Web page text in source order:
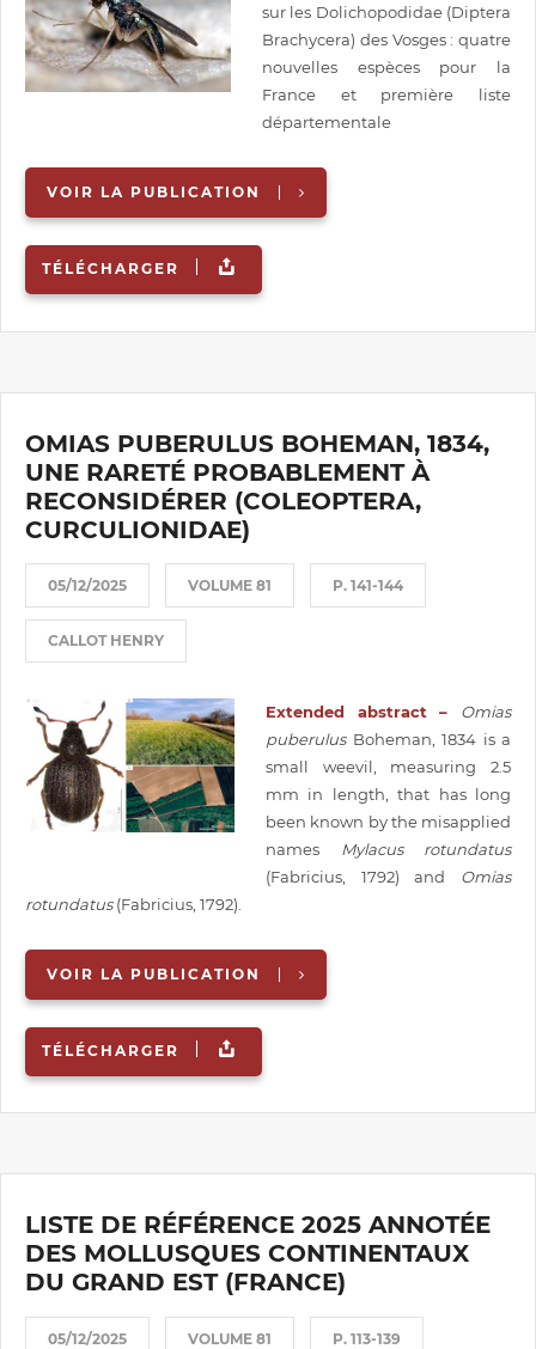
sur les Dolichopodidae (Diptera
Brachycera) des Vosges : quatre
nouvelles espèces pour la
France et première liste
départementale
VOIR LA PUBLICATION
TÉLÉCHARGER
OMIAS PUBERULUS BOHEMAN, 1834,
UNE RARETÉ PROBABLEMENT À
RECONSIDÉRER (COLEOPTERA,
CURCULIONIDAE)
05/12/2025 VOLUME 81 P. 141-144
CALLOT HENRY
Extended abstract – Omias
puberulusBoheman, 1834 is a
small weevil, measuring 2.5
mm in length, that has long
been known by the misapplied
names Mylacus rotundatus
(Fabricius, 1792) and Omias
rotundatus(Fabricius, 1792).
VOIR LA PUBLICATION
TÉLÉCHARGER
LISTE DE RÉFÉRENCE 2025 ANNOTÉE
DES MOLLUSQUES CONTINENTAUX
DU GRAND EST (FRANCE)
05/12/2025 VOLUME 81 P. 113-139